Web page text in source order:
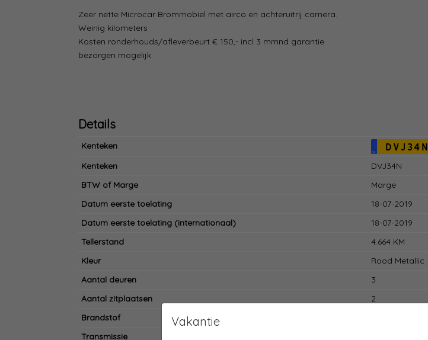
Zeer nette Microcar Brommobiel met airco en achteruitrij camera.
Weinig kilometers
Kosten ronderhouds/afleverbeurt € 150,- incl 3 mmnd garantie
bezorgen mogelijk
Details
Kenteken
NL DVJ34N
Kenteken
DVJ34N
BTW of Marge
Marge
Datum eerste toelating
18-07-2019
Datum eerste toelating (internationaal)
18-07-2019
Tellerstand
4.664 KM
Kleur
Rood Metallic
Aantal deuren
3
Aantal zitplaatsen
2
Brandstof
Transmissie
Vakantie